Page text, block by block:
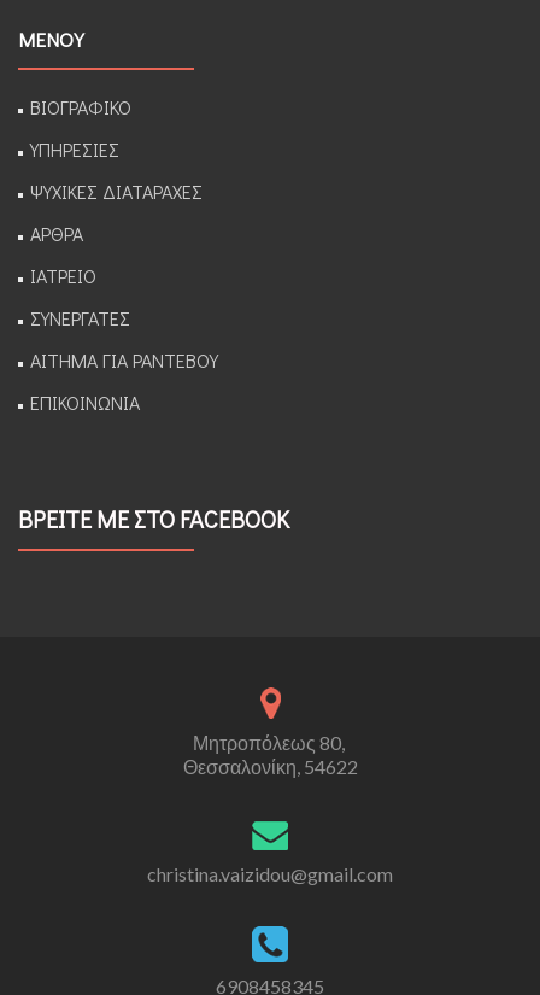
ΜΕΝΟΥ
ΒΙΟΓΡΑΦΙΚΟ
ΥΠΗΡΕΣΙΕΣ
ΨΥΧΙΚΕΣ ΔΙΑΤΑΡΑΧΕΣ
ΑΡΘΡΑ
ΙΑΤΡΕΙΟ
ΣΥΝΕΡΓΑΤΕΣ
ΑΙΤΗΜΑ ΓΙΑ ΡΑΝΤΕΒΟΥ
ΕΠΙΚΟΙΝΩΝΙΑ
ΒΡΕΙΤΕ ΜΕ ΣΤΟ FACEBOOK
Μητροπόλεως 80,
Θεσσαλονίκη, 54622
christina.vaizidou@gmail.com
6908458345